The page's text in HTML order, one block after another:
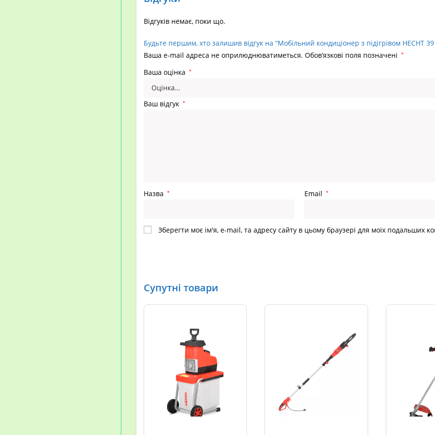
Відгуків немає, поки що.
Будьте першим, хто залишив відгук на “Мобільний кондиціонер з підігрівом HECHT
Ваша e-mail адреса не оприлюднюватиметься. Обов’язкові поля позначені *
Ваша оцінка *
Ваш відгук *
Назва * Email *
Зберегти моє ім'я, e-mail, та адресу сайту в цьому браузері для моїх подальших
Супутні товари